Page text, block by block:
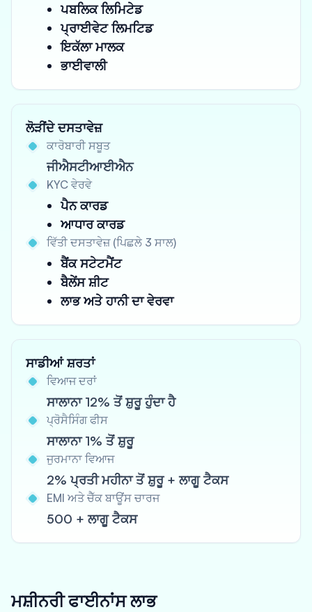
ਪਬਲਿਕ ਲਿਮਿਟੇਡ
ਪ੍ਰਾਈਵੇਟ ਲਿਮਟਿਡ
ਇਕੱਲਾ ਮਾਲਕ
ਭਾਈਵਾਲੀ
ਲੋੜੀਂਦੇ ਦਸਤਾਵੇਜ਼
ਕਾਰੋਬਾਰੀ ਸਬੂਤ
ਜੀਐਸਟੀਆਈਐਨ
KYC ਵੇਰਵੇ
ਪੈਨ ਕਾਰਡ
ਆਧਾਰ ਕਾਰਡ
ਵਿੱਤੀ ਦਸਤਾਵੇਜ਼ (ਪਿਛਲੇ 3 ਸਾਲ)
ਬੈਂਕ ਸਟੇਟਮੈਂਟ
ਬੈਲੇਂਸ ਸ਼ੀਟ
ਲਾਭ ਅਤੇ ਹਾਨੀ ਦਾ ਵੇਰਵਾ
ਸਾਡੀਆਂ ਸ਼ਰਤਾਂ
ਵਿਆਜ ਦਰਾਂ
ਸਾਲਾਨਾ 12% ਤੋਂ ਸ਼ੁਰੂ ਹੁੰਦਾ ਹੈ
ਪ੍ਰੋਸੈਸਿੰਗ ਫੀਸ
ਸਾਲਾਨਾ 1% ਤੋਂ ਸ਼ੁਰੂ
ਜੁਰਮਾਨਾ ਵਿਆਜ
2% ਪ੍ਰਤੀ ਮਹੀਨਾ ਤੋਂ ਸ਼ੁਰੂ + ਲਾਗੂ ਟੈਕਸ
EMI ਅਤੇ ਚੈੱਕ ਬਾਊਂਸ ਚਾਰਜ
500 + ਲਾਗੂ ਟੈਕਸ
ਮਸ਼ੀਨਰੀ ਫਾਈਨਾਂਸਲਾਭ